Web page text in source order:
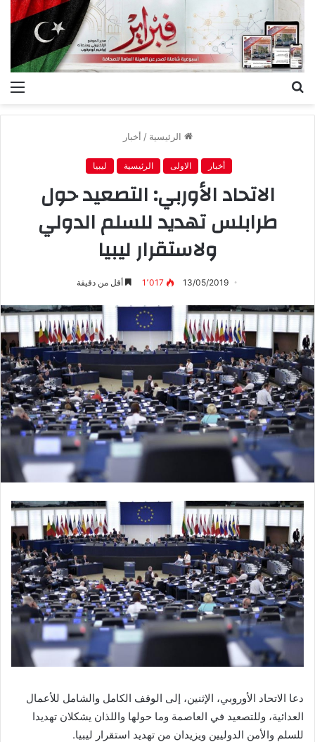
الرئيسية / أخبار
أخبار الاولى الرئيسية ليبيا
الاتحاد الأوربي: التصعيد حول
طرابلس تهديد للسلم الدولي
ولاستقرار ليبيا
13/05/2019 1٬017 أقل من دقيقة
دعا الاتحاد الأوروبي، الإثنين، إلى الوقف الكامل والشامل للأعمال
العدائية، وللتصعيد في العاصمة وما حولها واللذان يشكلان تهديدا
للسلم والأمن الدوليين ويزيدان من تهديد استقرار ليبيا.